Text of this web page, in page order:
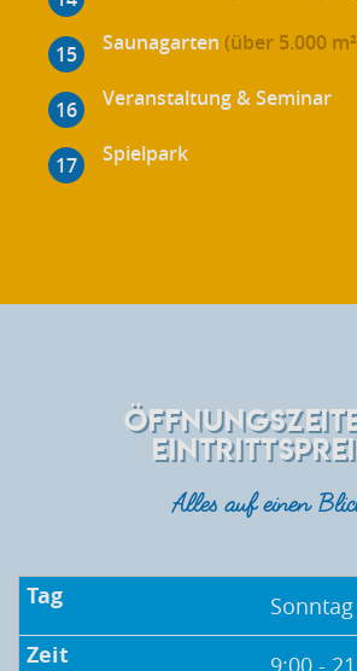
Saunagarten (über 5.000
Veranstaltung & Seminar
Spielpark
Alles auf einen
9:00 -